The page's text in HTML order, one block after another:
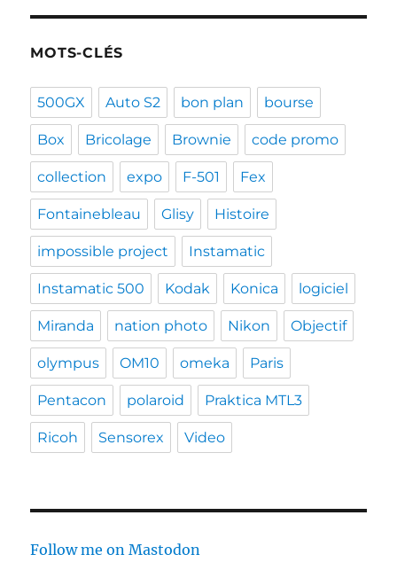
MOTS-CLÉS
500GX Auto S2 bon plan bourse
Box Bricolage Brownie code promo
collection expo F-501 Fex
Fontainebleau Glisy Histoire
impossible project Instamatic
Instamatic 500 Kodak Konica logiciel
Miranda nation photo Nikon Objectif
olympus OM10 omeka Paris
Pentacon polaroid Praktica MTL3
Ricoh Sensorex Video
Follow me on Mastodon